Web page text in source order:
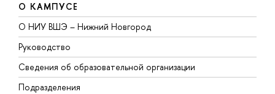
О КАМПУСЕ
О НИУ ВШЭ – Нижний Новгород
Руководство
Сведения об образовательной организации
Подразделения